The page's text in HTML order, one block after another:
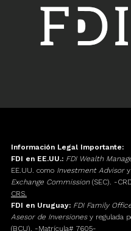
Información Legal Importante:
FDI en EE.UU.: FDI Wealth
EE.UU. como Investment Advisory
Exchange Commission(SEC). -
CRS.
FDI en Uruguay: FDI Family Office
Asesor de Inversionesy regulada
(BCU). -Matrícula# 7605-